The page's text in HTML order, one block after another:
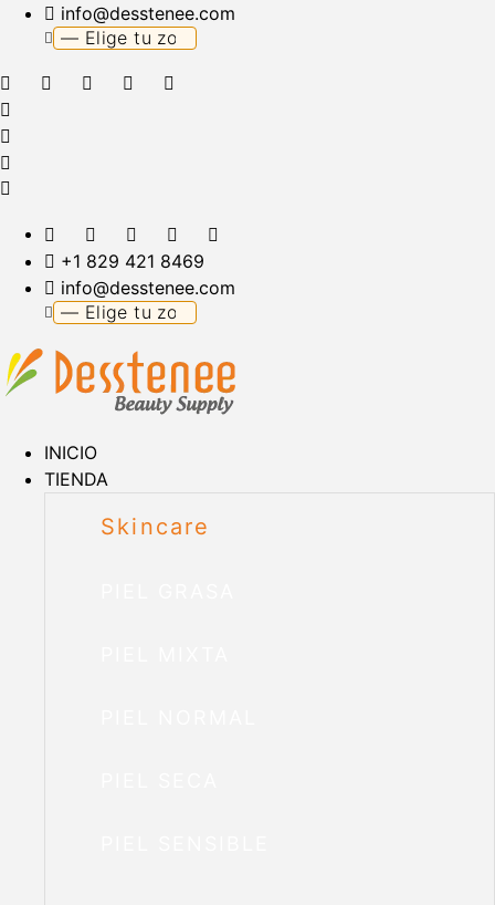
info@desstenee.com
+1 829 421 8469
info@desstenee.com
INICIO
TIENDA
Skincare